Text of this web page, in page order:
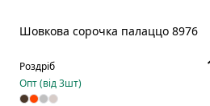
Шовкова сорочка палаццо 8976
Роздріб
Опт (від3шт)